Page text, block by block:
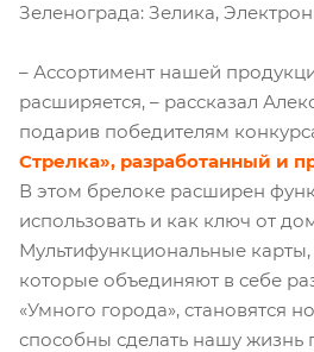
Зеленограда: Зелика,
– Ассортимент нашей
расширяется, – рассказал
подарив победителям
Стрелка», разработанный и
В этом брелоке расширен
использовать и как ключ от
Мультифункциональные
которые объединяют в себе
«Умного города», становятся
способны сделать нашу